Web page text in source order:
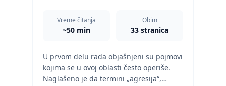
Vreme čitanja
~50 min
Obim
33 stranica
U prvom delu rada objašnjeni su pojmovi
kojima se u ovoj oblasti često operiše.
Naglašeno je da termini „agresija“,